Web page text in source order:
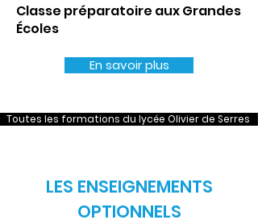
Classe préparatoire aux Grandes
Écoles
En savoir plus
Toutes les formations du lycée Olivier de Serres
LES ENSEIGNEMENTS
OPTIONNELS